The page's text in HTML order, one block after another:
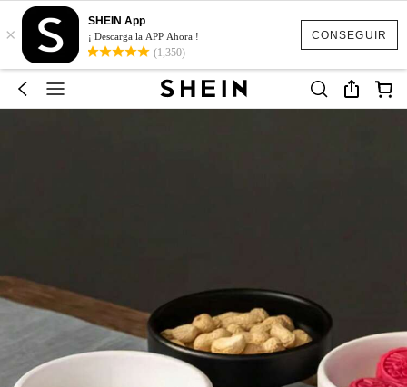
CONSEGUIR
×
SHEIN App
¡ Descarga la APP Ahora !
(1,350)